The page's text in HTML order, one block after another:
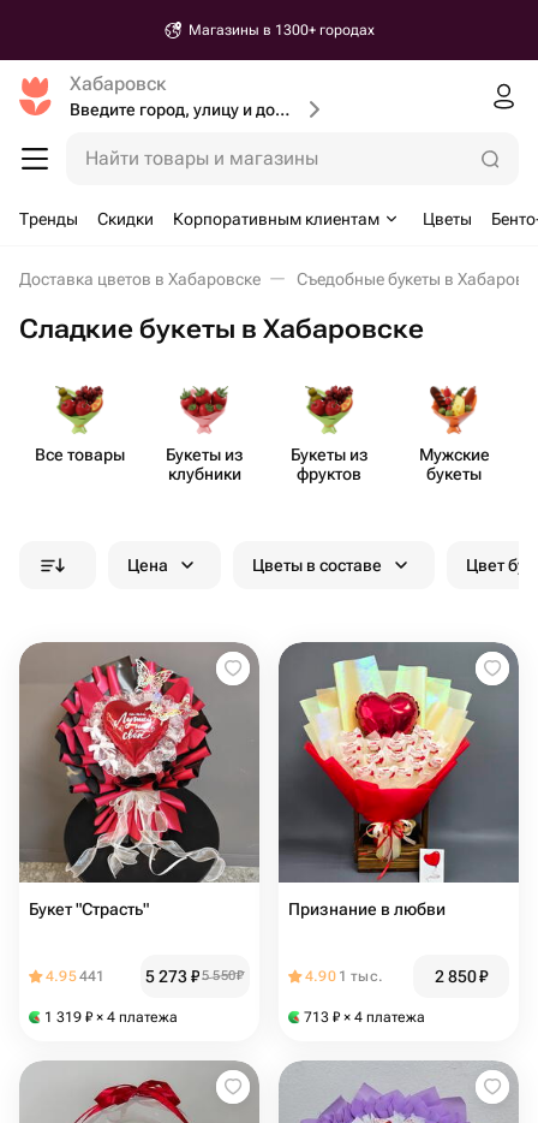
Магазины в 1300+ городах
Хабаровск
Введите город, улицу и дом доставки
Найти товары и магазины
Тренды Скидки Корпоративным клиентам Цветы
Доставка цветов в Хабаровске Съедобные букеты в
Сладкие букеты в Хабаровске
Все товары
Букеты из
клубники
Букеты из
фруктов
Мужские
букеты
Цена Цветы в составе Цвет
Букет "Страсть"
4.95441 5 273₽5 550₽
1 319 ₽ × 4 платежа
Признание в любви
4.90 1 тыс. 2 850₽
713 ₽ × 4 платежа